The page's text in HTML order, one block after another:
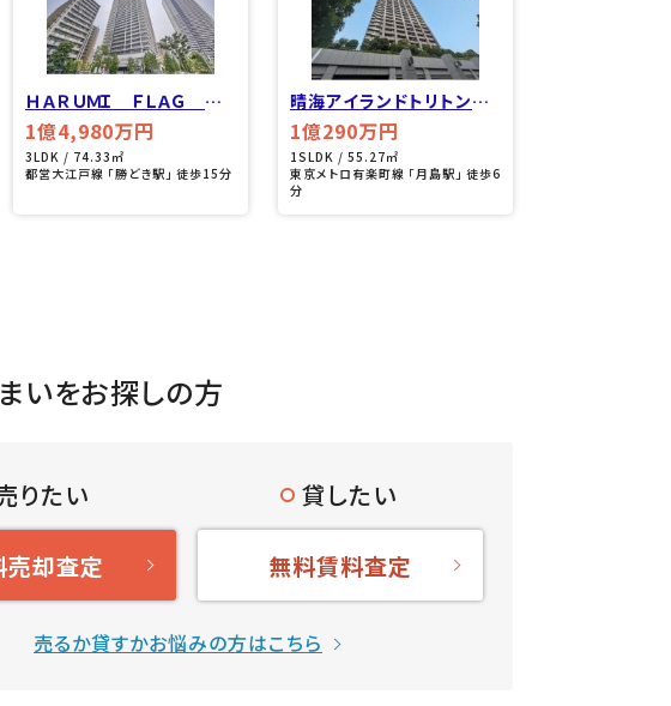
ＨＡＲＵＭＩ ＦＬＡＧ ＰＡ
ＲＫ ＶＩＬＬＡＧＥ Ｔ棟
1億4,980万円
3LDK / 74.33㎡
都営大江戸線 「勝どき駅」 徒歩15分
晴海アイランドトリトンス
クェアビュータワー１号棟
1億290万円
1SLDK / 55.27㎡
東京メトロ有楽町線 「月島駅」 徒歩6
分
いをお探しの方
りたい
売却査定
貸したい
無料賃料査定
売るか貸すかお悩みの方はこちら